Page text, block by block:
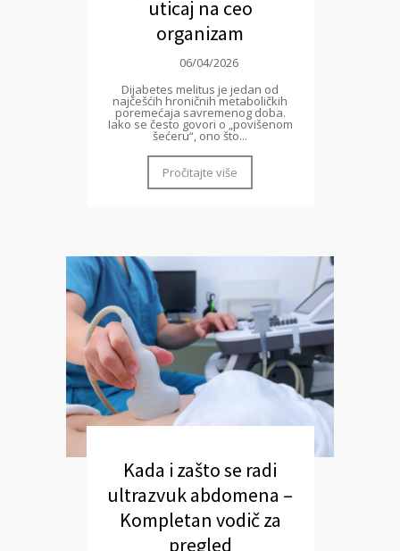
uticaj na ceo
organizam
06/04/2026
Dijabetes melitus je jedan od
najčešćih hroničnih metaboličkih
poremećaja savremenog doba.
Iako se često govori o „povišenom
šećeru“, ono što...
Pročitajte više
Kada i zašto se radi
ultrazvuk abdomena –
Kompletan vodič za
pregled